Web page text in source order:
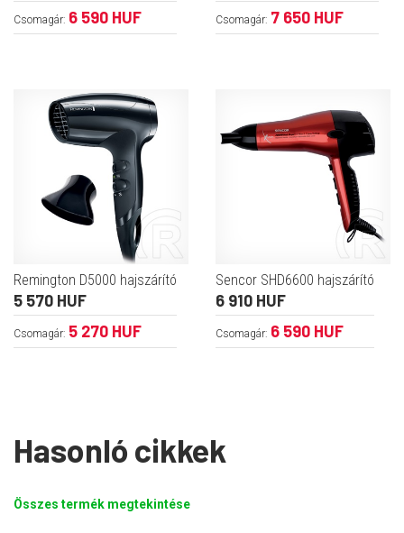
Csomagár: 6 590 HUF Csomagár: 7 650 HUF
Remington D5000 hajszárító
5 570 HUF
Csomagár: 5 270 HUF
Sencor SHD6600 hajszárító
6 910 HUF
Csomagár: 6 590 HUF
Hasonló cikkek
Összes termék megtekintése